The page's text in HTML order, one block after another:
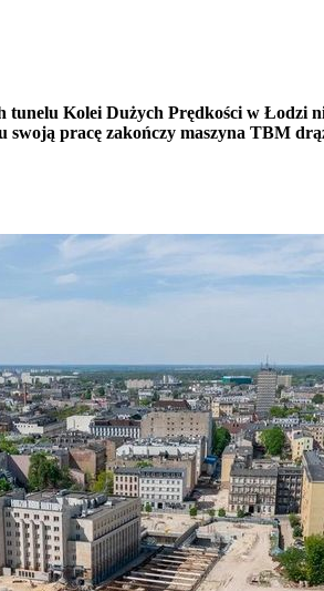
tunelu Kolei Dużych Prędkości w Łodzi
pracę zakończy maszyna TBM